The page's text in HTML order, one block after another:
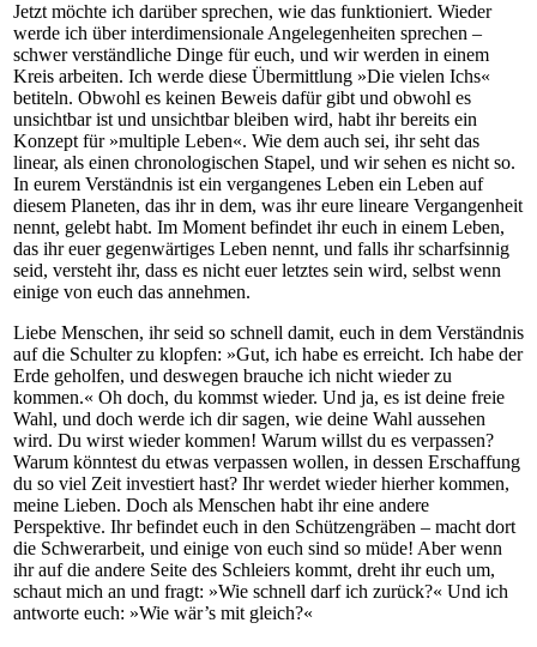
Jetzt möchte ich darüber sprechen, wie das funktioniert. Wieder
werde ich über interdimensionale Angelegenheiten sprechen –
schwer verständliche Dinge für euch, und wir werden in einem
Kreis arbeiten. Ich werde diese Übermittlung »Die vielen Ichs«
betiteln. Obwohl es keinen Beweis dafür gibt und obwohl es
unsichtbar ist und unsichtbar bleiben wird, habt ihr bereits ein
Konzept für »multiple Leben«. Wie dem auch sei, ihr seht das
linear, als einen chronologischen Stapel, und wir sehen es nicht so.
In eurem Verständnis ist ein vergangenes Leben ein Leben auf
diesem Planeten, das ihr in dem, was ihr eure lineare Vergangenheit
nennt, gelebt habt. Im Moment befindet ihr euch in einem Leben,
das ihr euer gegenwärtiges Leben nennt, und falls ihr scharfsinnig
seid, versteht ihr, dass es nicht euer letztes sein wird, selbst wenn
einige von euch das annehmen.
Liebe Menschen, ihr seid so schnell damit, euch in dem Verständnis
auf die Schulter zu klopfen: »Gut, ich habe es erreicht. Ich habe der
Erde geholfen, und deswegen brauche ich nicht wieder zu
kommen.« Oh doch, du kommst wieder. Und ja, es ist deine freie
Wahl, und doch werde ich dir sagen, wie deine Wahl aussehen
wird. Du wirst wieder kommen! Warum willst du es verpassen?
Warum könntest du etwas verpassen wollen, in dessen Erschaffung
du so viel Zeit investiert hast? Ihr werdet wieder hierher kommen,
meine Lieben. Doch als Menschen habt ihr eine andere
Perspektive. Ihr befindet euch in den Schützengräben – macht dort
die Schwerarbeit, und einige von euch sind so müde! Aber wenn
ihr auf die andere Seite des Schleiers kommt, dreht ihr euch um,
schaut mich an und fragt: »Wie schnell darf ich zurück?« Und ich
antworte euch: »Wie wär’s mit gleich?«